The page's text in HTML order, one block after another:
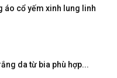
áo cổ yếm xinh lung linh
da từ bia phù hợp...